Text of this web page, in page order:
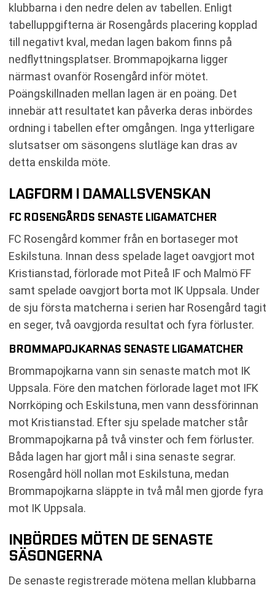
klubbarna i den nedre delen av tabellen. Enligt
tabelluppgifterna är Rosengårds placering kopplad
till negativt kval, medan lagen bakom finns på
nedflyttningsplatser. Brommapojkarna ligger
närmast ovanför Rosengård inför mötet.
Poängskillnaden mellan lagen är en poäng. Det
innebär att resultatet kan påverka deras inbördes
ordning i tabellen efter omgången. Inga ytterligare
slutsatser om säsongens slutläge kan dras av
detta enskilda möte.
LAGFORM I DAMALLSVENSKAN
FC ROSENGÅRDS SENASTE LIGAMATCHER
FC Rosengård kommer från en bortaseger mot
Eskilstuna. Innan dess spelade laget oavgjort mot
Kristianstad, förlorade mot Piteå IF och Malmö FF
samt spelade oavgjort borta mot IK Uppsala. Under
de sju första matcherna i serien har Rosengård tagit
en seger, två oavgjorda resultat och fyra förluster.
BROMMAPOJKARNAS SENASTE LIGAMATCHER
Brommapojkarna vann sin senaste match mot IK
Uppsala. Före den matchen förlorade laget mot IFK
Norrköping och Eskilstuna, men vann dessförinnan
mot Kristianstad. Efter sju spelade matcher står
Brommapojkarna på två vinster och fem förluster.
Båda lagen har gjort mål i sina senaste segrar.
Rosengård höll nollan mot Eskilstuna, medan
Brommapojkarna släppte in två mål men gjorde fyra
mot IK Uppsala.
INBÖRDES MÖTEN DE SENASTE
SÄSONGERNA
De senaste registrerade mötena mellan klubbarna